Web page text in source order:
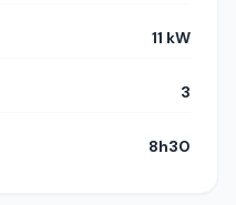
11 kW
3
8h30